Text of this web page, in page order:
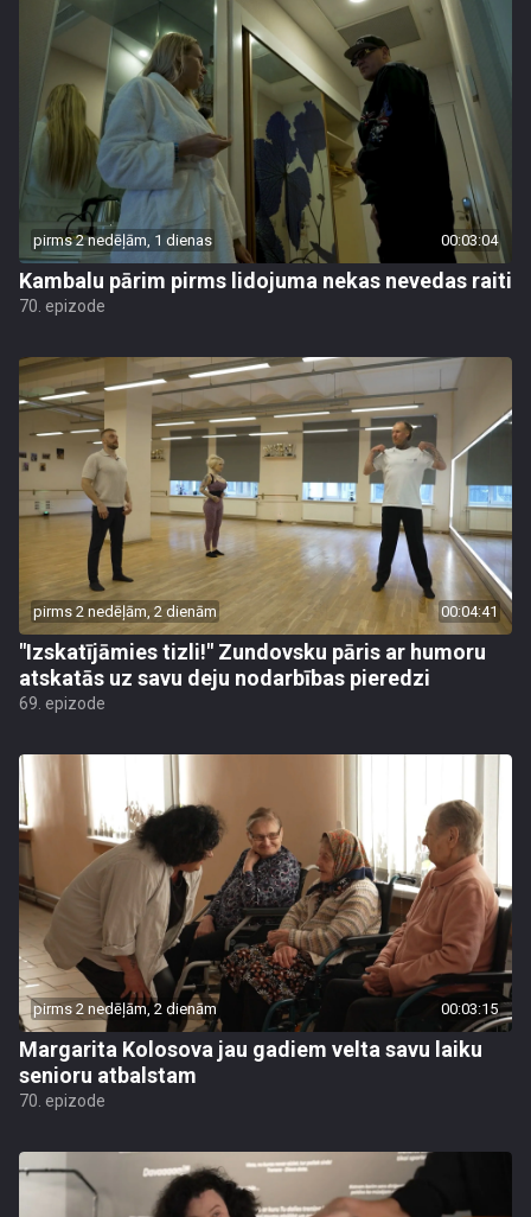
pirms 2 nedēļām, 1 dienas 00:03:04
Kambalu pārim pirms lidojuma nekas nevedas raiti
70. epizode
pirms 2 nedēļām, 2 dienām 00:04:41
"Izskatījāmies tizli!" Zundovsku pāris ar humoru
atskatās uz savu deju nodarbības pieredzi
69. epizode
pirms 2 nedēļām, 2 dienām 00:03:15
Margarita Kolosova jau gadiem velta savu laiku
senioru atbalstam
70. epizode